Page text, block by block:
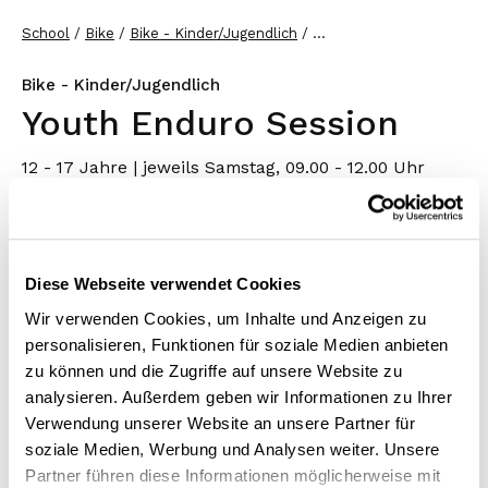
Diese Webseite verwendet Cookies
Wir verwenden Cookies, um Inhalte und Anzeigen zu
personalisieren, Funktionen für soziale Medien anbieten
zu können und die Zugriffe auf unsere Website zu
analysieren. Außerdem geben wir Informationen zu Ihrer
Verwendung unserer Website an unsere Partner für
soziale Medien, Werbung und Analysen weiter. Unsere
Partner führen diese Informationen möglicherweise mit
School Bike Bike - Kinder/Jugendlich ...
Bike - Kinder/Jugendlich
Youth Enduro Session
12 - 17 Jahre | jeweils Samstag, 09.00 - 12.00 Uhr
Du bist oft auf den Trails in Flims Laax unterwegs
mehreren Samstagen triffst du dich in der gleichen
Gruppe mit anderen motivierten Jugendlichen zum
gemeinsamen Biken. Unter Anleitung unserer
erfahrenen Guides wird an fortgeschrittenen
Techniken gefeilt und das Gelernte auf den Trails
angewendet.